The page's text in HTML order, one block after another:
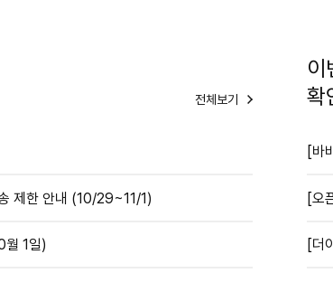
전체보기
제한 안내 (10/29~11/1)
월 1일)
이
확
[바
[오
[더